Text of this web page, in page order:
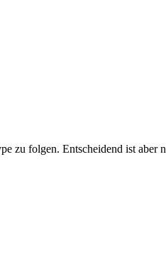
zu folgen. Entscheidend ist